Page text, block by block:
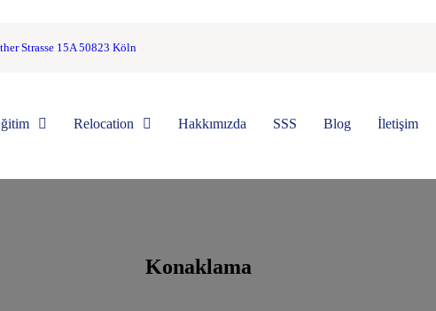
Strasse 15A 50823 Köln
Relocation Hakkımızda SSS Blog İletişim
Konaklama